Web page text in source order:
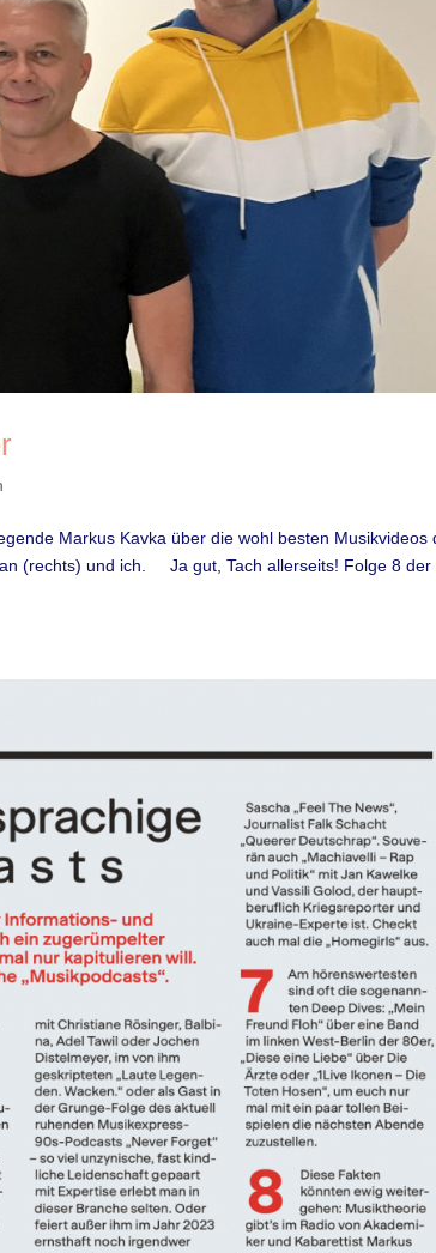
Markus Kavka über die wohl besten Musikvideos
(rechts) und ich. Ja gut, Tach allerseits! Folge 8 der